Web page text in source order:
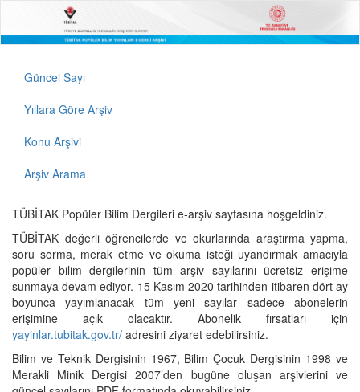
Güncel Sayı
Yıllara Göre Arşiv
Konu Arşivi
Arşiv Arama
TÜBİTAK Popüler Bilim Dergileri e-arşiv sayfasına hoşgeldiniz.
TÜBİTAK değerli öğrencilerde ve okurlarında araştırma yapma,
soru sorma, merak etme ve okuma isteği uyandırmak amacıyla
popüler bilim dergilerinin tüm arşiv sayılarını ücretsiz erişime
sunmaya devam ediyor. 15 Kasım 2020 tarihinden itibaren dört ay
boyunca yayımlanacak tüm yeni sayılar sadece abonelerin
erişimine açık olacaktır. Abonelik fırsatları için
yayinlar.tubitak.gov.tr/ adresini ziyaret edebilirsiniz.
Bilim ve Teknik Dergisinin 1967, Bilim Çocuk Dergisinin 1998 ve
Merakli Minik Dergisi 2007’den bugüne oluşan arşivlerini ve